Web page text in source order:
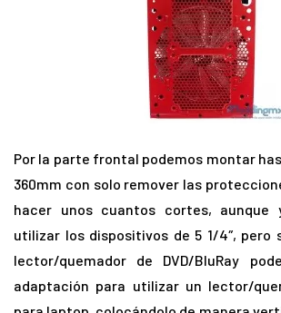
Por la parte frontal podemos montar
360mm con solo remover las
hacer unos cuantos cortes, aunque
utilizar los dispositivos de 5 1/4″, pero
lector/quemador de DVD/BluRay
adaptación para utilizar un lector/